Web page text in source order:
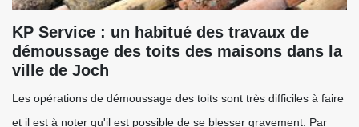
KP Service : un habitué des travaux de
démoussage des toits des maisons dans la
ville de Joch
Les opérations de démoussage des toits sont très difficiles à faire
et il est à noter qu'il est possible de se blesser gravement. Par